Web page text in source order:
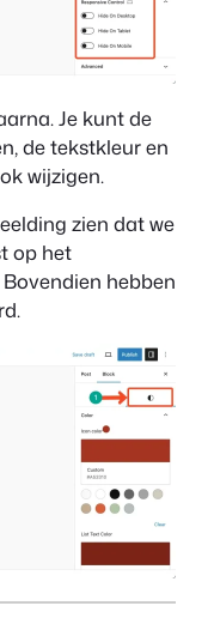
Je kunt de
de tekstkleur en
wijzigen.
zien dat we
op het
hebben